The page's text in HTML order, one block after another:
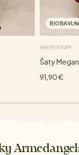
WHITE STUFF
Šaty
91,90 €